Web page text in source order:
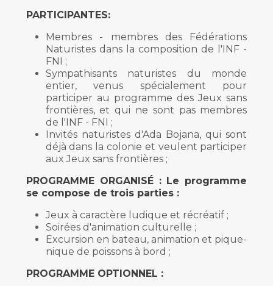
PARTICIPANTES:
Membres - membres des Fédérations
Naturistes dans la composition de l'INF -
FNI ;
Sympathisants naturistes du monde
entier, venus spécialement pour
participer au programme des Jeux sans
frontières, et qui ne sont pas membres
de l'INF - FNI ;
Invités naturistes d'Ada Bojana, qui sont
déjà dans la colonie et veulent participer
aux Jeux sans frontières ;
PROGRAMME ORGANISÉ : Le programme
se compose de trois parties :
Jeux à caractère ludique et récréatif ;
Soirées d'animation culturelle ;
Excursion en bateau, animation et pique-
nique de poissons à bord ;
PROGRAMME OPTIONNEL :